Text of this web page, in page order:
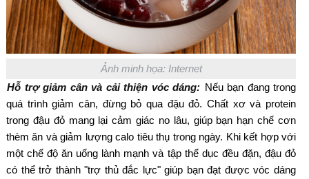
Ảnh minh họa: Internet
Hỗ trợ giảm cân và cải thiện vóc dáng: Nếu bạn đang trong
quá trình giảm cân, đừng bỏ qua đậu đỏ. Chất xơ và protein
trong đậu đỏ mang lại cảm giác no lâu, giúp bạn hạn chế cơn
thèm ăn và giảm lượng calo tiêu thụ trong ngày. Khi kết hợp với
một chế độ ăn uống lành mạnh và tập thể dục đều đặn, đậu đỏ
có thể trở thành "trợ thủ đắc lực" giúp bạn đạt được vóc dáng